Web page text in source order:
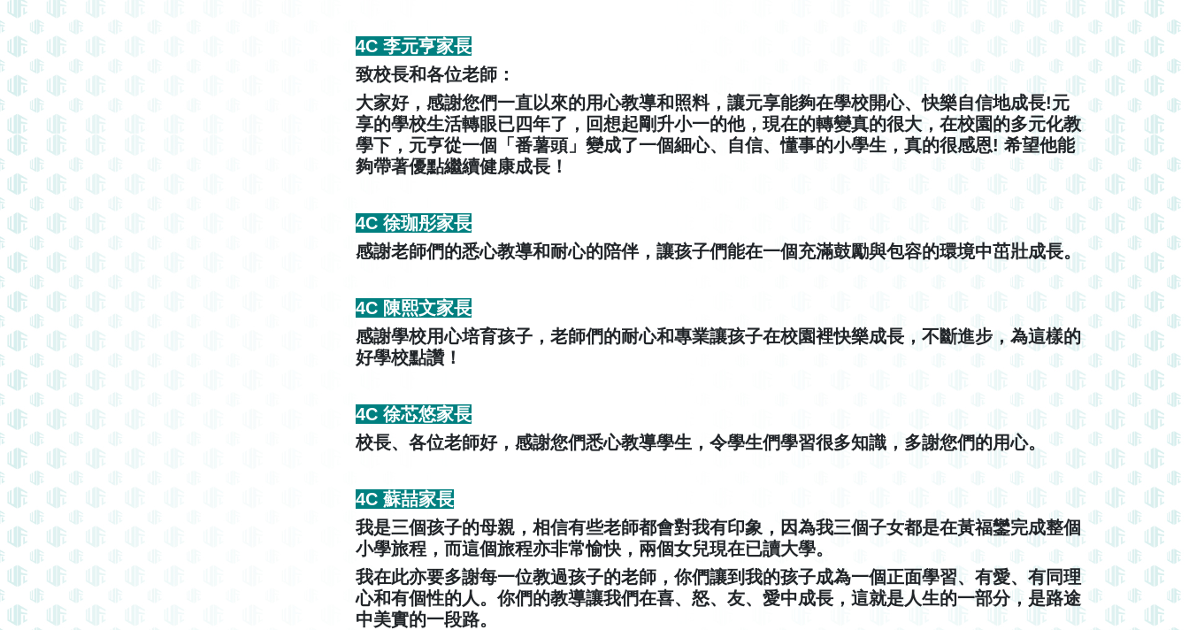
4C 李元亨家長
致校長和各位老師：
大家好，感謝您們一直以來的用心教導和照料，讓元享能夠在學校開心、快樂自信地成長!元
享的學校生活轉眼已四年了，回想起剛升小一的他，現在的轉變真的很大，在校園的多元化教
學下，元亨從一個「番薯頭」變成了一個細心、自信、懂事的小學生，真的很感恩! 希望他能
夠帶著優點繼續健康成長！
4C 徐珈彤家長
感謝老師們的悉心教導和耐心的陪伴，讓孩子們能在一個充滿鼓勵與包容的環境中茁壯成長。
4C 陳熙文家長
感謝學校用心培育孩子，老師們的耐心和專業讓孩子在校園裡快樂成長，不斷進步，為這樣的
好學校點讚！
4C 徐芯悠家長
校長、各位老師好，感謝您們悉心教導學生，令學生們學習很多知識，多謝您們的用心。
4C 蘇喆家長
我是三個孩子的母親，相信有些老師都會對我有印象，因為我三個子女都是在黃福鑾完成整個
小學旅程，而這個旅程亦非常愉快，兩個女兒現在已讀大學。
我在此亦要多謝每一位教過孩子的老師，你們讓到我的孩子成為一個正面學習、有愛、有同理
心和有個性的人。你們的教導讓我們在喜、怒、友、愛中成長，這就是人生的一部分，是路途
中美實的一段路。